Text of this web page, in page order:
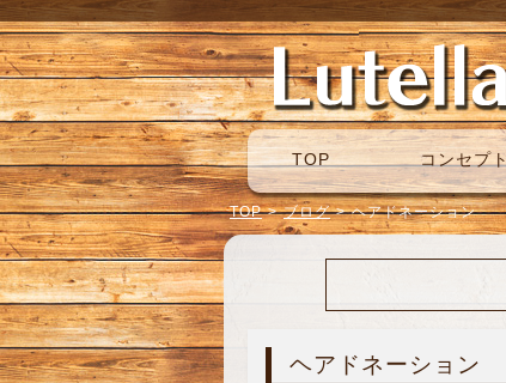
TOP コンセプト
TOP > ブログ > ヘアドネーション
ヘアドネーション